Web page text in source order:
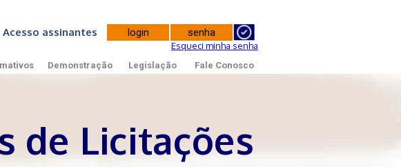
Acesso assinantes
Esqueci minha senha
Demonstração Legislação Fale Conosco
de Licitações